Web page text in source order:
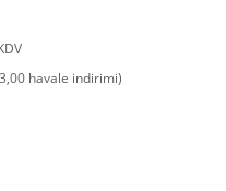
havale indirimi)